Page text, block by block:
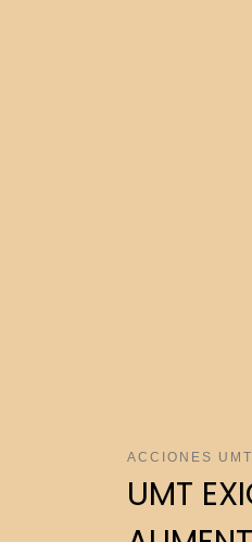
ACCIONES UMT
UMT